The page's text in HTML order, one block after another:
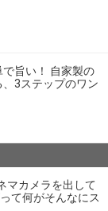
で旨い！ 自家製の
3ステップのワン
マカメラを出して
て何がそんなにス